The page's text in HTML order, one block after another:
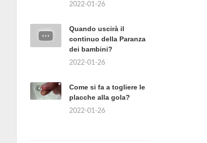
2022-01-26
Quando uscirà il
continuo della Paranza
dei bambini?
2022-01-26
Come si fa a togliere le
placche alla gola?
2022-01-26